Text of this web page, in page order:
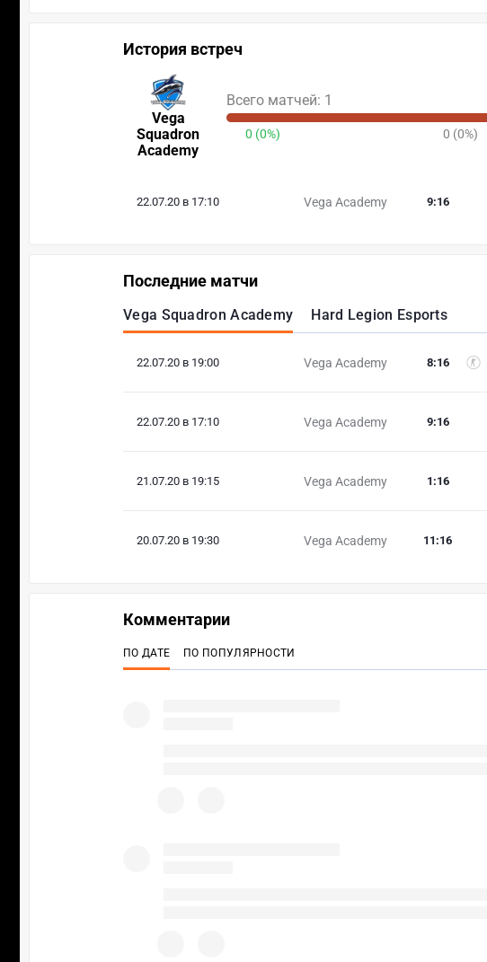
История встреч
Vega
Squadron
Academy
Всего матчей: 1
0 (0%) 0 (0%)
22.07.20 в 17:10 Vega Academy 9:16
Последние матчи
Vega Squadron Academy Hard Legion Esports
22.07.20 в 19:00 Vega Academy 8:16
22.07.20 в 17:10 Vega Academy 9:16
21.07.20 в 19:15 Vega Academy 1 :16
20.07.20 в 19:30 Vega Academy 11 :16
Комментарии
ПО ДАТЕ ПО ПОПУЛЯРНОСТИ